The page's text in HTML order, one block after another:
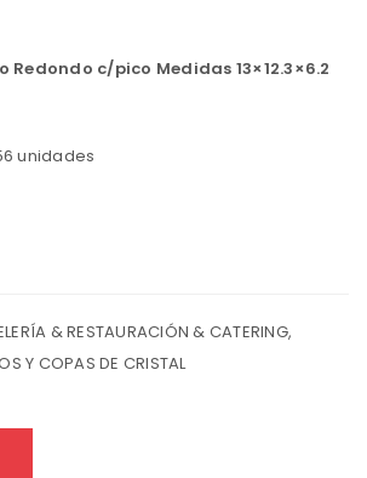
Redondo c/pico Medidas 13×12.3×6.2
unidades
& RESTAURACIÓN & CATERING,
Y COPAS DE CRISTAL